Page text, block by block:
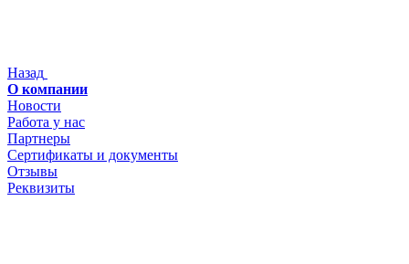
Назад
О компании
Новости
Работа у нас
Партнеры
Сертификаты и документы
Отзывы
Реквизиты